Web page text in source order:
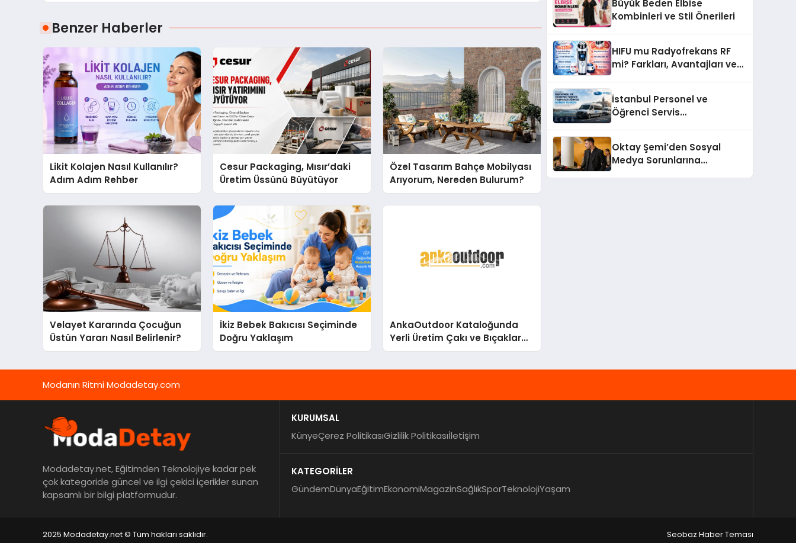
Benzer Haberler
Likit Kolajen Nasıl Kullanılır?
Adım Adım Rehber
Cesur Packaging, Mısır’daki
Üretim Üssünü Büyütüyor
Özel Tasarım Bahçe Mobilyası
Arıyorum, Nereden Bulurum?
Velayet Kararında Çocuğun
Üstün Yararı Nasıl Belirlenir?
İkiz Bebek Bakıcısı Seçiminde
Doğru Yaklaşım
AnkaOutdoor Kataloğunda
Yerli Üretim Çakı ve Bıçaklar
56 Modelle Listeleniyor
Büyük Beden Elbise
Kombinleri ve Stil Önerileri
HIFU mu Radyofrekans RF
mi? Farkları, Avantajları ve
İstanbul Personel ve
Öğrenci Servis
Oktay Şemi’den Sosyal
Medya Sorunlarına
Modanın Ritmi Modadetay.com
Modadetay.net, Eğitimden Teknolojiye kadar pek
çok kategoride güncel ve ilgi çekici içerikler sunan
kapsamlı bir bilgi platformudur.
KURUMSAL
KünyeÇerez PolitikasıGizlilik Politikasıİletişim
KATEGORİLER
GündemDünyaEğitimEkonomiMagazinSağlıkSporTeknolojiYaşam
2025 Modadetay.net © Tüm hakları saklıdır. Seobaz Haber Teması